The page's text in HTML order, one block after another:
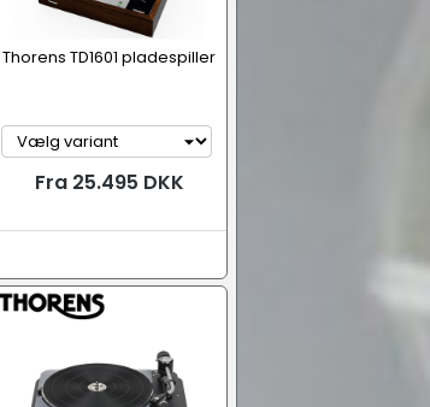
Thorens TD1601 pladespiller
Fra 25.495 DKK